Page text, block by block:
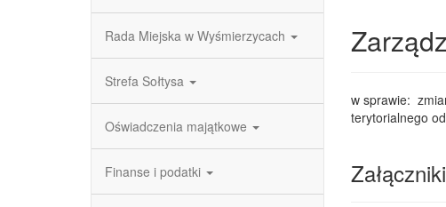
Rada Miejska w Wyśmierzycach
Strefa Sołtysa
Oświadczenia majątkowe
Finanse i podatki
w sprawie:
terytorialnego
Załączniki